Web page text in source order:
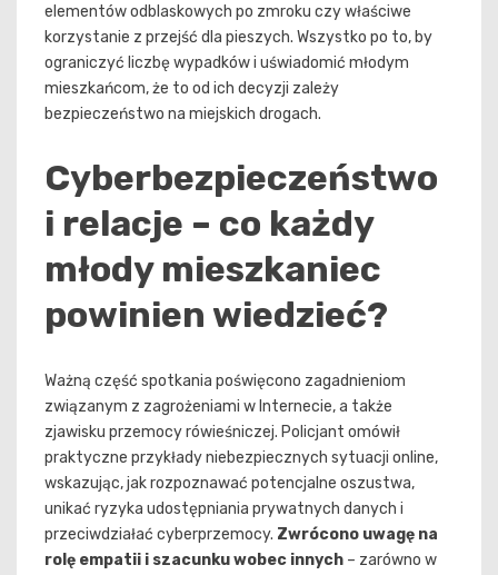
elementów odblaskowych po zmroku czy właściwe
korzystanie z przejść dla pieszych. Wszystko po to, by
ograniczyć liczbę wypadków i uświadomić młodym
mieszkańcom, że to od ich decyzji zależy
bezpieczeństwo na miejskich drogach.
Cyberbezpieczeństwo
i relacje – co każdy
młody mieszkaniec
powinien wiedzieć?
Ważną część spotkania poświęcono zagadnieniom
związanym z zagrożeniami w Internecie, a także
zjawisku przemocy rówieśniczej. Policjant omówił
praktyczne przykłady niebezpiecznych sytuacji online,
wskazując, jak rozpoznawać potencjalne oszustwa,
unikać ryzyka udostępniania prywatnych danych i
przeciwdziałać cyberprzemocy. Zwrócono uwagę na
rolę empatii i szacunku wobec innych – zarówno w